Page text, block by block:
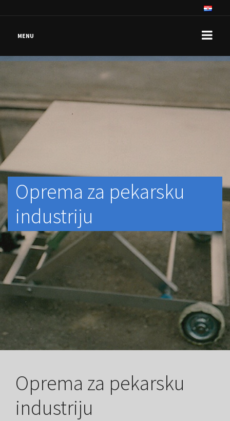
MENU
Oprema za pekarsku
industriju
Oprema za pekarsku
industriju